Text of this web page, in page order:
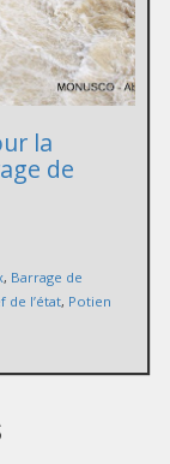
la
de
, Barrage de
de l’état, Potien